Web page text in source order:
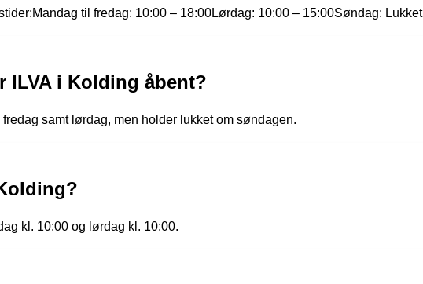
til fredag: 10:00 – 18:00Lørdag: 10:00 – 15:00Søndag: Lukket
ILVA i Kolding åbent?
fredag samt lørdag, men holder lukket om søndagen.
kl. 10:00 og lørdag kl. 10:00.